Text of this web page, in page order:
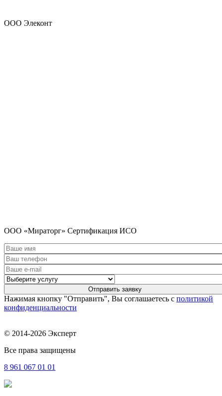
ООО Элеконт
ООО «Мираторг» Сертификация ИСО
Нажимая кнопку "Отправить", Вы соглашаетесь с политикой
конфиденциальности
© 2014-2026 Эксперт
Все права защищены
8 961 067 01 01